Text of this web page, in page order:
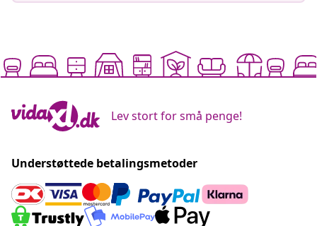
Lev stort for små penge!
Understøttede betalingsmetoder